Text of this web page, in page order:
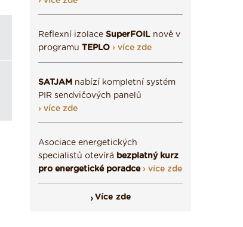
Reflexní izolace SuperFOIL nově v
programu TEPLO › více zde
SATJAM nabízí kompletní systém
PIR sendvičových panelů
› více zde
Asociace energetických
specialistů otevírá bezplatný kurz
pro energetické poradce › více zde
Více zde